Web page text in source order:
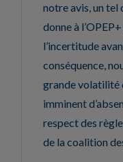
notre avis, un tel
donne à
l’incertitude
conséquence,
grande volatilité
imminent
respect des
de la coalition